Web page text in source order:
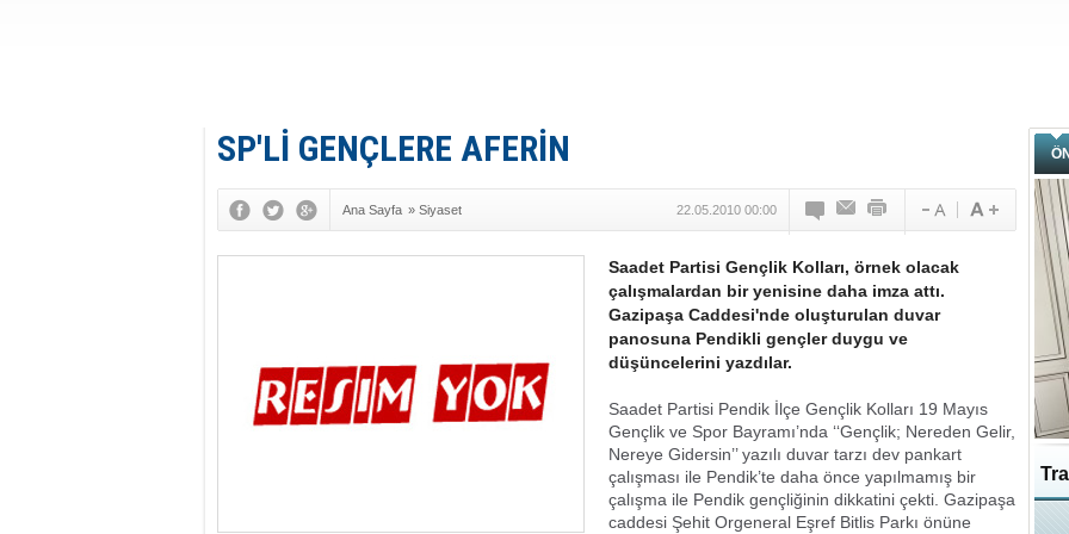
SP'Lİ GENÇLERE AFERİN
Ana Sayfa » Siyaset 22.05.2010 00:00
Saadet Partisi Gençlik Kolları, örnek olacak
çalışmalardan bir yenisine daha imza attı.
Gazipaşa Caddesi'nde oluşturulan duvar
panosuna Pendikli gençler duygu ve
düşüncelerini yazdılar.
Saadet Partisi Pendik İlçe Gençlik Kolları 19 Mayıs
Gençlik ve Spor Bayramı’nda ‘‘Gençlik; Nereden Gelir,
Nereye Gidersin’’ yazılı duvar tarzı dev pankart
çalışması ile Pendik’te daha önce yapılmamış bir
çalışma ile Pendik gençliğinin dikkatini çekti. Gazipaşa
caddesi Şehit Orgeneral Eşref Bitlis Parkı önüne